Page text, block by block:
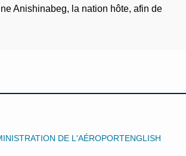
Anishinabeg, la nation hôte, afin de
DE L'AÉROPORTENGLISH